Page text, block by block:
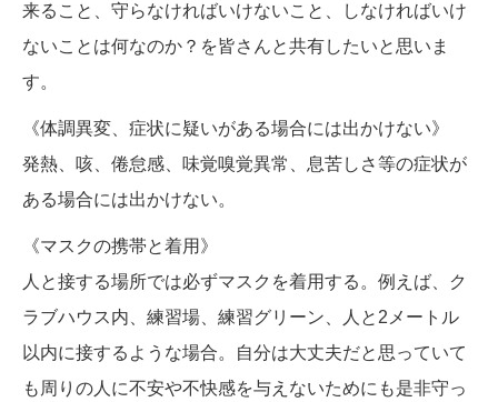
来ること、守らなければいけないこと、しなければいけ
ないことは何なのか？を皆さんと共有したいと思いま
す。
《体調異変、症状に疑いがある場合には出かけない》
発熱、咳、倦怠感、味覚嗅覚異常、息苦しさ等の症状が
ある場合には出かけない。
《マスクの携帯と着用》
人と接する場所では必ずマスクを着用する。例えば、ク
ラブハウス内、練習場、練習グリーン、人と2メートル
以内に接するような場合。自分は大丈夫だと思っていて
も周りの人に不安や不快感を与えないためにも是非守っ